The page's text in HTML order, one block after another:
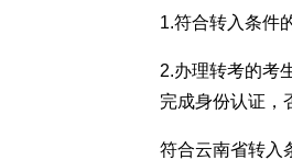
1.符合转入条件
2.办理转考的考
完成身份认证，
符合云南省转入